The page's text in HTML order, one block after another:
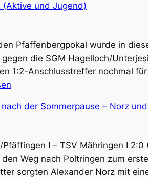
und Jugend)
Pfaffenbergpokal wurde in
die SGM Hagelloch/
1:2-Anschlusstreffer nochmal
der Sommerpause – Norz
Pfäffingen I – TSV Mähringen I
Weg nach Poltringen zum
sorgten Alexander Norz mit